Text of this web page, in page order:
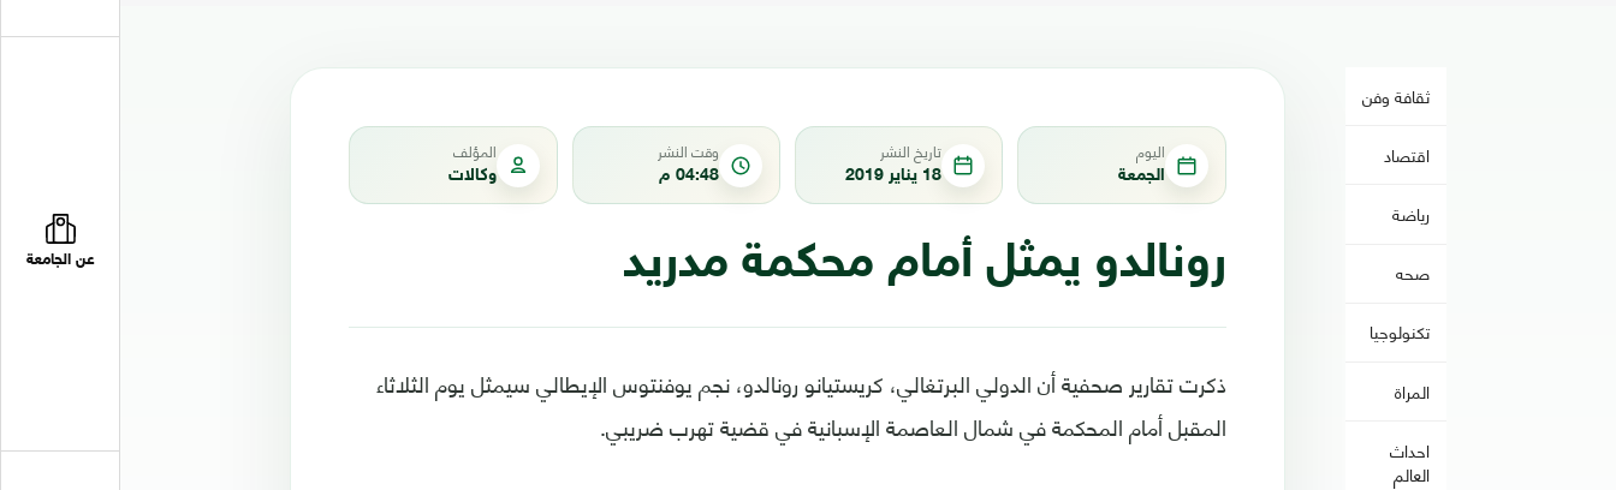
عن الجامعة
ثقافة وفن
اقتصاد
رياضة
صحه
تكنولوجيا
المراة
احداث
العالم
اليوم
الجمعة
تاريخ النشر
18 يناير 2019
وقت النشر
04:48 م
المؤلف
وكالات
رونالدو يمثل أمام محكمة مدريد
ذكرت تقارير صحفية أن الدولي البرتغالي، كريستيانو رونالدو، نجم يوفنتوس الإيطالي سيمثل يوم الثلاثاء
المقبل أمام المحكمة في شمال العاصمة الإسبانية في قضية تهرب ضريبي.